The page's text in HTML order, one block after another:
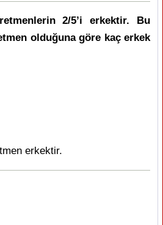
2/5’i erkektir. Bu
olduğuna göre kaç erkek
erkektir.